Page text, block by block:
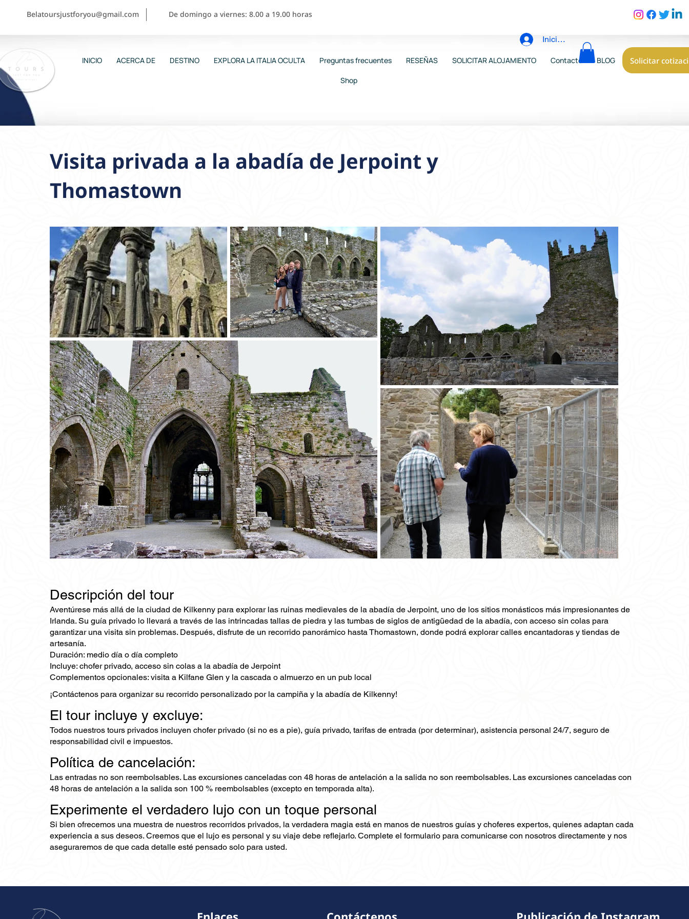
Belatoursjustforyou@gmail.com De domingo a viernes: 8.00 a 19.00 horas
INICIO ACERCA DE DESTINO EXPLORA LA ITALIA OCULTA Preguntas frecuentes RESEÑAS SOLICITAR ALOJAMIENTO Contacto BLOG
Shop
Solicitar
Iniciar sesión
Visita privada a la abadía de Jerpoint y
Thomastown
Descripción del tour
Aventúrese más allá de la ciudad de Kilkenny para explorar las ruinas medievales de la abadía de Jerpoint, uno de los sitios monásticos más impresionantes de
Irlanda. Su guía privado lo llevará a través de las intrincadas tallas de piedra y las tumbas de siglos de antigüedad de la abadía, con acceso sin colas para
garantizar una visita sin problemas. Después, disfrute de un recorrido panorámico hasta Thomastown, donde podrá explorar calles encantadoras y tiendas de
artesanía.
Duración: medio día o día completo
Incluye: chofer privado, acceso sin colas a la abadía de Jerpoint
Complementos opcionales: visita a Kilfane Glen y la cascada o almuerzo en un pub local
¡Contáctenos para organizar su recorrido personalizado por la campiña y la abadía de Kilkenny!
El tour incluye y excluye:
Todos nuestros tours privados incluyen chofer privado (si no es a pie), guía privado, tarifas de entrada (por determinar), asistencia personal 24/7, seguro de
responsabilidad civil e impuestos.
Política de cancelación:
Las entradas no son reembolsables. Las excursiones canceladas con 48 horas de antelación a la salida no son reembolsables. Las excursiones canceladas con
48 horas de antelación a la salida son 100 % reembolsables (excepto en temporada alta).
Experimente el verdadero lujo con un toque personal
Si bien ofrecemos una muestra de nuestros recorridos privados, la verdadera magia está en manos de nuestros guías y choferes expertos, quienes adaptan cada
experiencia a sus deseos. Creemos que el lujo es personal y su viaje debe reflejarlo. Complete el formulario para comunicarse con nosotros directamente y nos
aseguraremos de que cada detalle esté pensado solo para usted.